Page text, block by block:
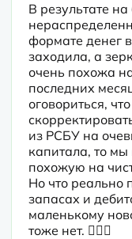
В результате
формате денег
заходила, а
очень похожа
последних
оговориться,
из РСБУ на
капитала, то
похожую на
Но что реально
запасах и
маленькому
тоже нет. 🤷🏻‍♂️